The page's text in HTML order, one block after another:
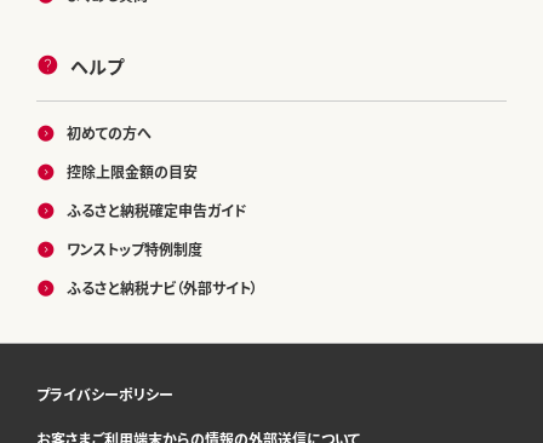
ヘルプ
初めての方へ
控除上限金額の目安
ふるさと納税確定申告ガイド
ワンストップ特例制度
ふるさと納税ナビ（外部サイト）
プライバシーポリシー